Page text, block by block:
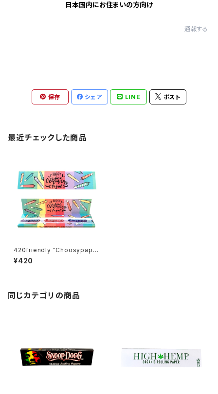
日本国内にお住まいの方向け
通報する
保存 シェア LINE ポスト
最近チェックした商品
420friendly "Choosypaper
s" Happy Birthday！ ローリン
グペーパー110 mm (キング サ
¥420
同じカテゴリの商品